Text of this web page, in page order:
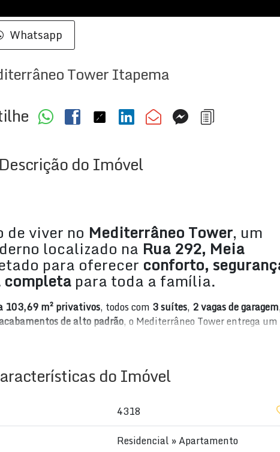
Whatsapp
Tower Itapema
Descrição do Imóvel
de viver no Mediterrâneo Tower, um
localizado na Rua 292, Meia
para oferecer conforto,
para toda a família.
103,69 m² privativos, todos com 3 suítes, 2 vagas de garagem
de alto padrão, o Mediterrâneo Tower entrega um
— tudo o que você precisa a poucos metros de casa.
do Imóvel
4318
Residencial »Apartamento